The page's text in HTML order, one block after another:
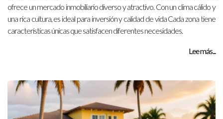
ofrece un mercado inmobiliario diverso y atractivo. Con un clima cálido y
una rica cultura, es ideal para inversión y calidad de vida Cada zona tiene
características únicas que satisfacen diferentes necesidades.
Lee más...